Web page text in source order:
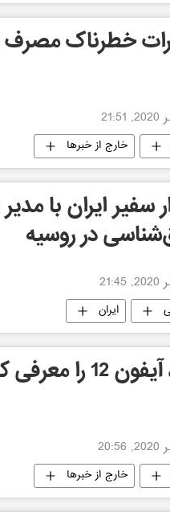
خطرناک مصرف
خارج از خبرها
سفیر ایران با
در روسیه
ایران
را معرفی کرد
خارج از خبرها